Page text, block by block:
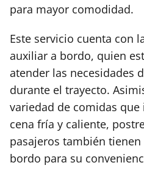
para mayor comodidad.
Este servicio cuenta con
auxiliar a bordo, quien
atender las necesidades
durante el trayecto.
variedad de comidas
cena fría y caliente,
pasajeros también
bordo para su